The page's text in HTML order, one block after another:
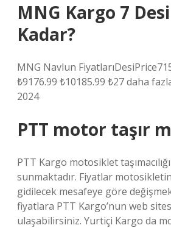
MNG Kargo 7
Kadar?
MNG Navlun
₺9176.99 ₺10185.99 ₺27 daha
2024
PTT motor taşır
PTT Kargo motosiklet
sunmaktadır. Fiyatlar
gidilecek mesafeye göre
fiyatlara PTT Kargo’nun web
ulaşabilirsiniz. Yurtiçi Kargo da